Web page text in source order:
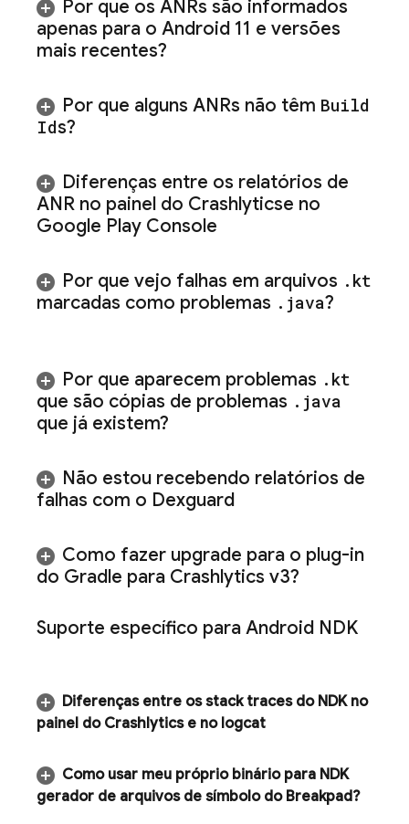
Por que os ANRs são informados
apenas para o Android 11 e versões
mais recentes?
Por que alguns ANRs não têm Build
Ids?
Diferenças entre os relatórios de
ANR no painel do Crashlyticse no
Google Play Console
Por que vejo falhas em arquivos . kt
marcadas como problemas . java?
Por que aparecem problemas . kt
que são cópias de problemas . java
que já existem?
Não estou recebendo relatórios de
falhas com o Dexguard
Como fazer upgrade para o plug-in
do Gradle para Crashlytics v3?
Suporte específico para Android NDK
Diferenças entre os stack traces do NDK no
painel do Crashlyticse no logcat
Como usar meu próprio binário para NDK
gerador de arquivos de símbolo do Breakpad?